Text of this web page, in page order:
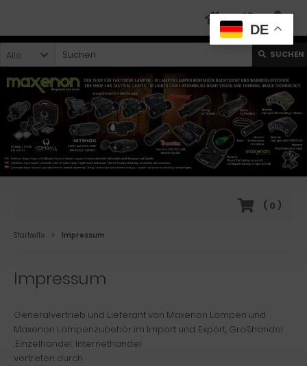
DE
Alle SUCHEN
( 0 )
Startseite Impressum
Impressum
Generalvertrieb und Lieferant von Maxenon Lampen und
Maxenon Lampenzubehör im Import und. Export, Großhandel
,Einzelhandel, Internethandel
vertreten durch